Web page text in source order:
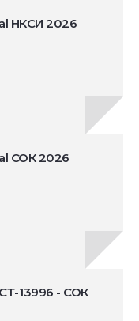
НКСИ 2026
СОК 2026
13996 - СОК